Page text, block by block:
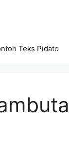
Teks Pidato